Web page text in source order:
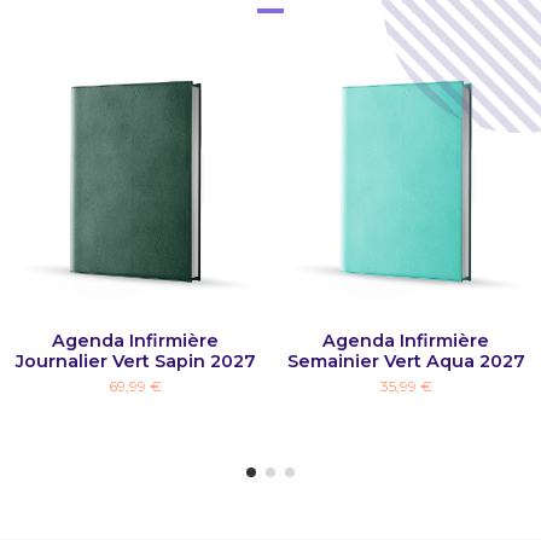
Agenda Infirmière
Journalier Vert Sapin 2027
69,99 €
Agenda Infirmière
Semainier Vert Aqua 2027
35,99 €